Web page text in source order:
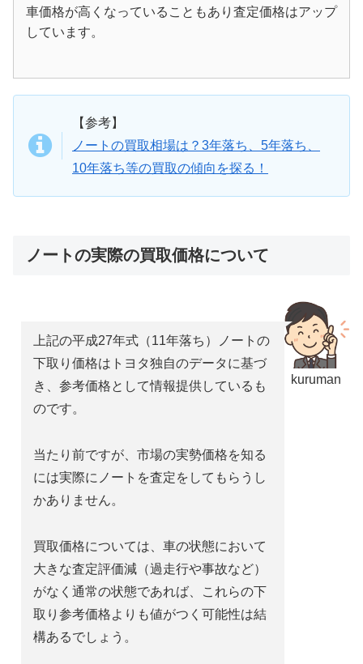
車価格が高くなっていることもあり査定価格はアップ
しています。
【参考】
ノートの買取相場は？3年落ち、5年落ち、
10年落ち等の買取の傾向を探る！
ノートの実際の買取価格について
kuruman
上記の平成27年式（11年落ち）ノートの
下取り価格はトヨタ独自のデータに基づ
き、参考価格として情報提供しているも
のです。
当たり前ですが、市場の実勢価格を知る
には実際にノートを査定をしてもらうし
かありません。
買取価格については、車の状態において
大きな査定評価減（過走行や事故など）
がなく通常の状態であれば、これらの下
取り参考価格よりも値がつく可能性は結
構あるでしょう。